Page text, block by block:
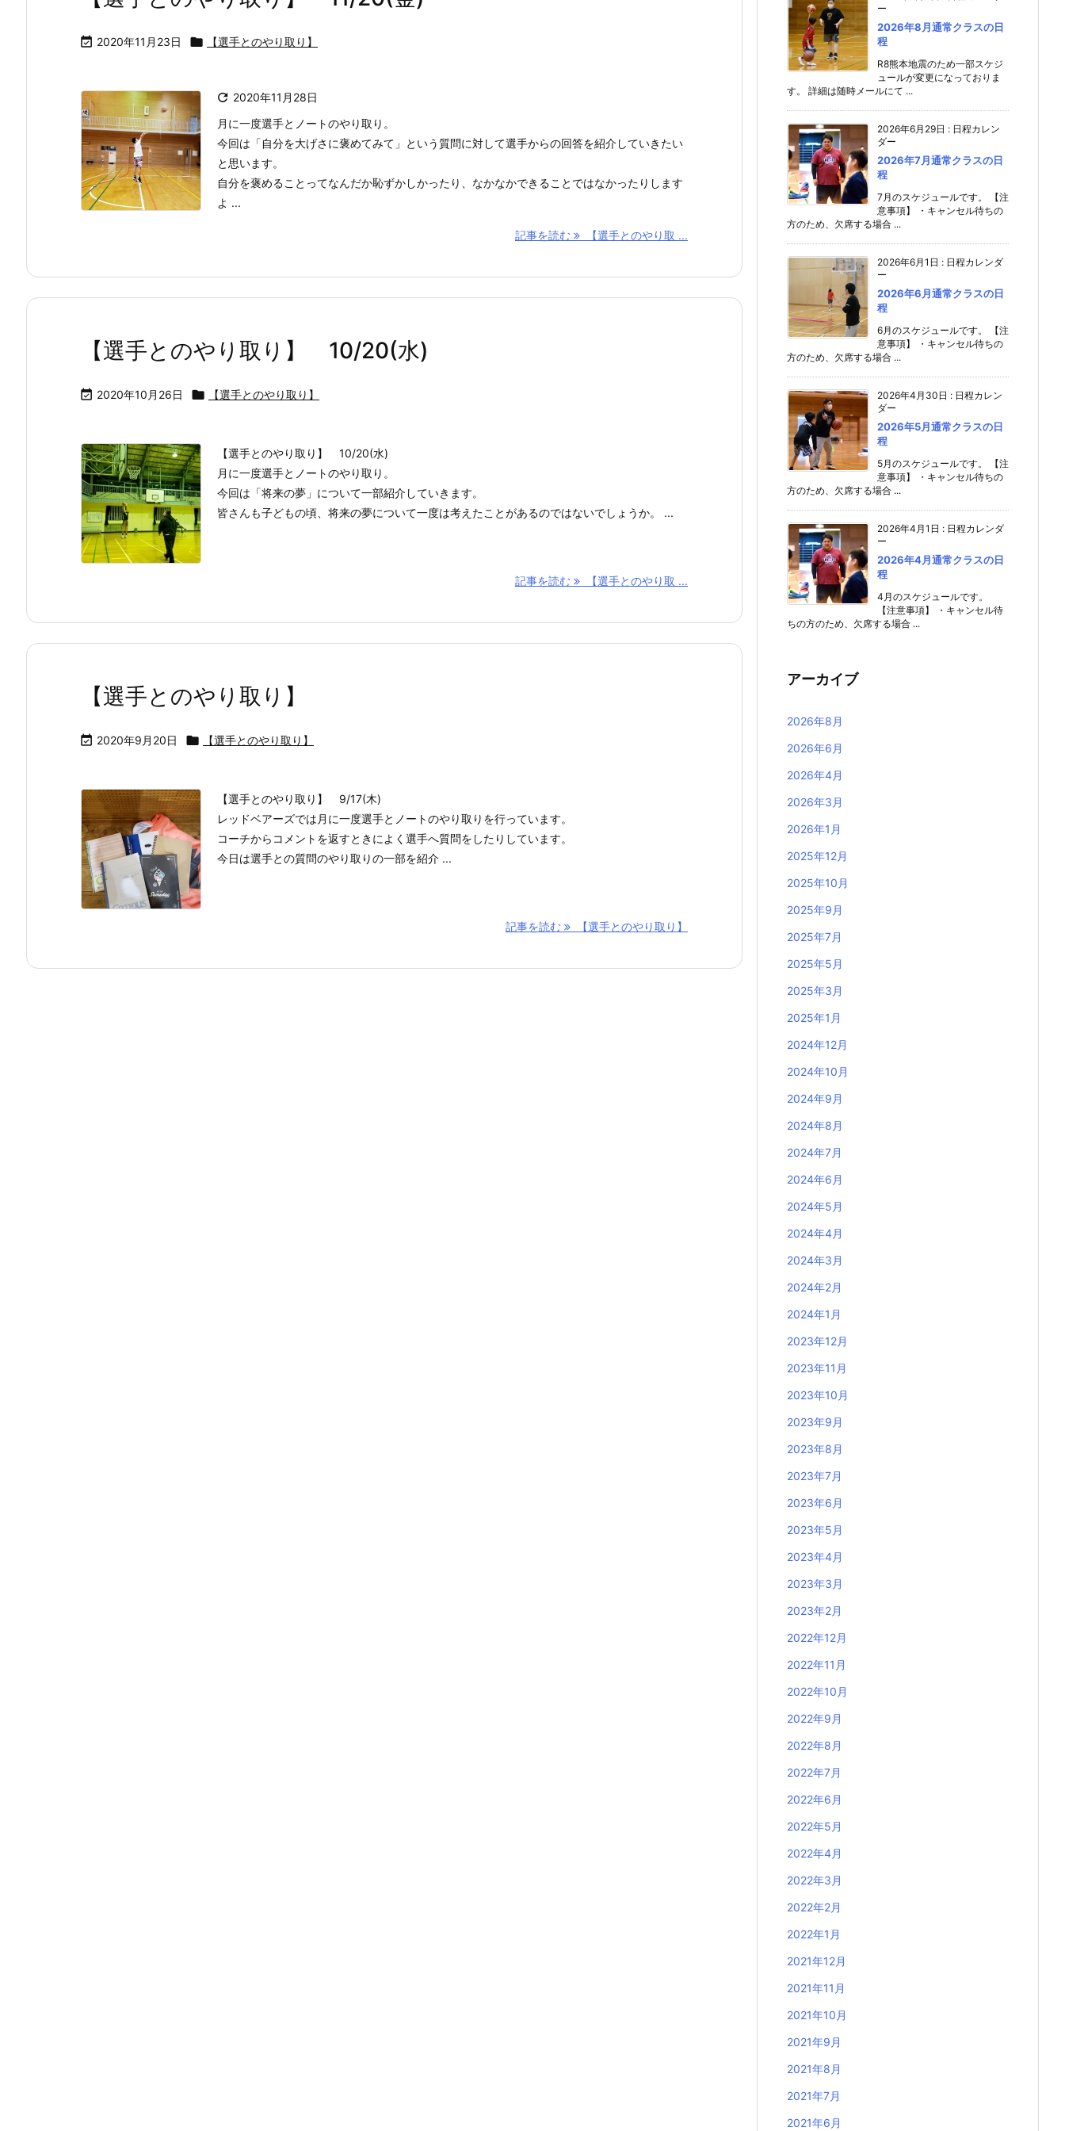
 2020年11月23日  【選手とのやり取り】
 2020年11月28日
月に一度選手とノートのやり取り。
今回は「自分を大げさに褒めてみて」という質問に対して選手からの回答を紹介していきたい
と思います。
自分を褒めることってなんだか恥ずかしかったり、なかなかできることではなかったりします
よ ...
記事を読む 【選手とのやり取 ...
【選手とのやり取り】 10/20(水)
 2020年10月26日  【選手とのやり取り】
【選手とのやり取り】 10/20(水)
月に一度選手とノートのやり取り。
今回は「将来の夢」について一部紹介していきます。
皆さんも子どもの頃、将来の夢について一度は考えたことがあるのではないでしょうか。 ...
記事を読む 【選手とのやり取 ...
【選手とのやり取り】
 2020年9月20日  【選手とのやり取り】
【選手とのやり取り】 9/17(木)
レッドベアーズでは月に一度選手とノートのやり取りを行っています。
コーチからコメントを返すときによく選手へ質問をしたりしています。
今日は選手との質問のやり取りの一部を紹介 ...
記事を読む 【選手とのやり取り】
ー
2026年8月通常クラスの日
程
R8熊本地震のため一部スケジ
ュールが変更になっておりま
す。 詳細は随時メールにて ...
2026年6月29日 : 日程カレン
ダー
2026年7月通常クラスの日
程
7月のスケジュールです。 【注
意事項】 ・キャンセル待ちの
方のため、欠席する場合 ...
2026年6月1日 : 日程カレンダ
ー
2026年6月通常クラスの日
程
6月のスケジュールです。 【注
意事項】 ・キャンセル待ちの
方のため、欠席する場合 ...
2026年4月30日 : 日程カレン
ダー
2026年5月通常クラスの日
程
5月のスケジュールです。 【注
意事項】 ・キャンセル待ちの
方のため、欠席する場合 ...
2026年4月1日 : 日程カレンダ
ー
2026年4月通常クラスの日
程
4月のスケジュールです。
【注意事項】 ・キャンセル待
ちの方のため、欠席する場合 ...
アーカイブ
2026年8月
2026年6月
2026年4月
2026年3月
2026年1月
2025年12月
2025年10月
2025年9月
2025年7月
2025年5月
2025年3月
2025年1月
2024年12月
2024年10月
2024年9月
2024年8月
2024年7月
2024年6月
2024年5月
2024年4月
2024年3月
2024年2月
2024年1月
2023年12月
2023年11月
2023年10月
2023年9月
2023年8月
2023年7月
2023年6月
2023年5月
2023年4月
2023年3月
2023年2月
2022年12月
2022年11月
2022年10月
2022年9月
2022年8月
2022年7月
2022年6月
2022年5月
2022年4月
2022年3月
2022年2月
2022年1月
2021年12月
2021年11月
2021年10月
2021年9月
2021年8月
2021年7月
2021年6月